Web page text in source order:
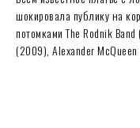
шокировала публику на
потомками The Rodnik
(2009), Alexander